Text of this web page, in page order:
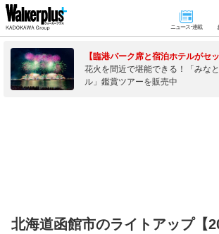
ニュース･連載
【臨港パーク席と宿泊ホテルがセッ
花火を間近で堪能できる！「みな
ル」鑑賞ツアーを販売中
北海道函館市のライトアップ【